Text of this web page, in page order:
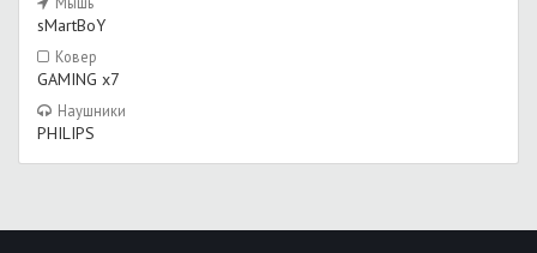
sMartBoY
Ковер
GAMING x7
Наушники
PHILIPS